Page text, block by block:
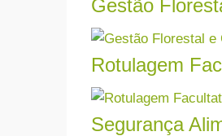
Gestão
Rotulagem
Segurança